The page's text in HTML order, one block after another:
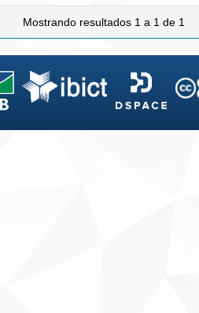
Mostrando resultados 1 a 1 de 1